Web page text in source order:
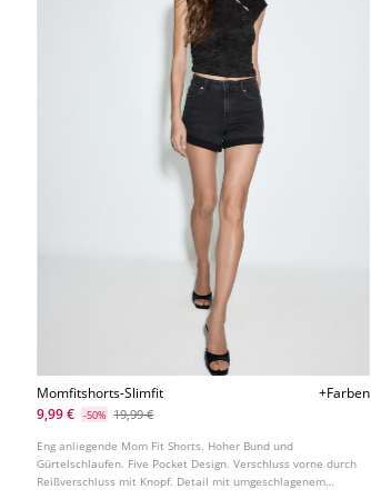
Momfitshorts-Slimfit
+Farben
9,99 €
-50% 19,99 €
Eng anliegende Mom Fit Shorts. Hoher Bund und
Gürtelschlaufen. Five Pocket Design. Verschluss vorne durch
Reißverschluss mit Knopf. Detail mit umgeschlagenem